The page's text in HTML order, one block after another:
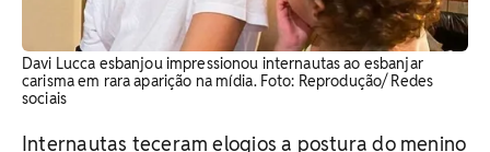
Davi Lucca esbanjou impressionou internautas ao esbanjar
carisma em rara aparição na mídia. Foto: Reprodução/ Redes
sociais
Internautas teceram elogios a postura do menino